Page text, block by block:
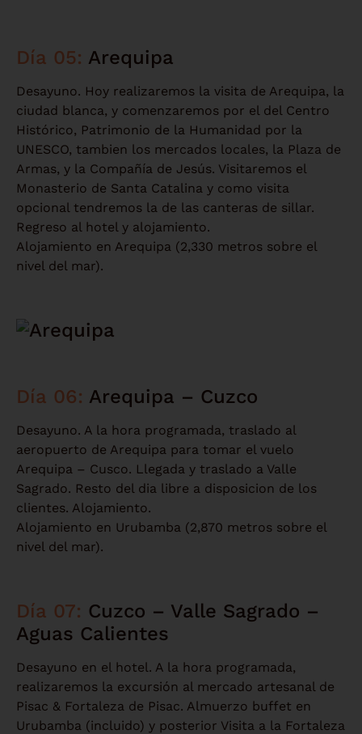
Día 05: Arequipa
Desayuno. Hoy realizaremos la visita de Arequipa, la
ciudad blanca, y comenzaremos por el del Centro
Histórico, Patrimonio de la Humanidad por la
UNESCO, tambien los mercados locales, la Plaza de
Armas, y la Compañía de Jesús. Visitaremos el
Monasterio de Santa Catalina y como visita
opcional tendremos la de las canteras de sillar.
Regreso al hotel y alojamiento.
Alojamiento en Arequipa (2,330 metros sobre el
nivel del mar).
Día 06: Arequipa – Cuzco
Desayuno. A la hora programada, traslado al
aeropuerto de Arequipa para tomar el vuelo
Arequipa – Cusco. Llegada y traslado a Valle
Sagrado. Resto del dia libre a disposicion de los
clientes. Alojamiento.
Alojamiento en Urubamba (2,870 metros sobre el
nivel del mar).
Día 07: Cuzco – Valle Sagrado –
Aguas Calientes
Desayuno en el hotel. A la hora programada,
realizaremos la excursión al mercado artesanal de
Pisac & Fortaleza de Pisac. Almuerzo buffet en
Urubamba (incluido) y posterior Visita a la Fortaleza